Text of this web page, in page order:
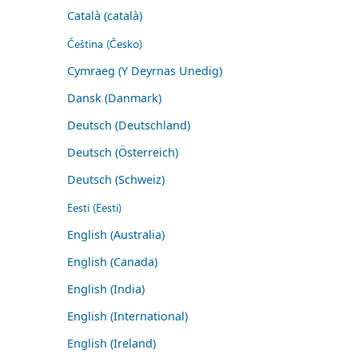
Català (català)
Čeština (Česko)
Cymraeg (Y Deyrnas Unedig)
Dansk (Danmark)
Deutsch (Deutschland)
Deutsch (Österreich)
Deutsch (Schweiz)
Eesti (Eesti)
English (Australia)
English (Canada)
English (India)
English (International)
English (Ireland)